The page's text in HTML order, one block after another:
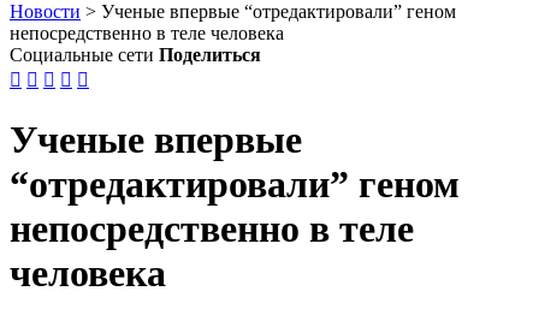
Новости > Ученые впервые “отредактировали” геном
непосредственно в теле человека
Социальные сети Поделиться
    
Ученые впервые
“отредактировали” геном
непосредственно в теле
человека